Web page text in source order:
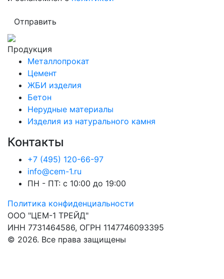
Продукция
Металлопрокат
Цемент
ЖБИ изделия
Бетон
Нерудные материалы
Изделия из натурального камня
Контакты
+7 (495) 120-66-97
info@cem-1.ru
ПН - ПТ: с 10:00 до 19:00
Политика конфиденциальности
ООО "ЦЕМ-1 ТРЕЙД"
ИНН 7731464586, ОГРН 1147746093395
© 2026. Все права защищены